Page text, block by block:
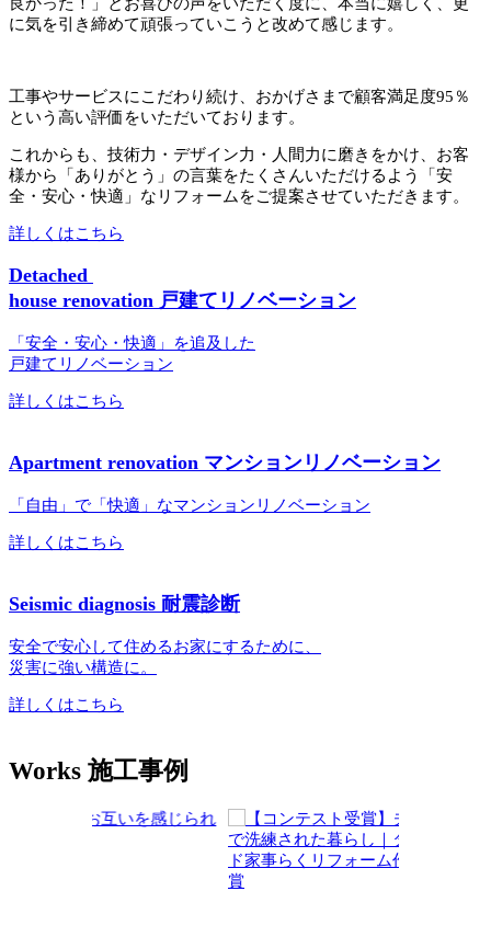
良かった！」とお喜びの声をいただく度に、本当に嬉しく、更
に気を引き締めて頑張っていこうと改めて感じます。
工事やサービスにこだわり続け、おかげさまで顧客満足度95％
という高い評価をいただいております。
これからも、技術力・デザイン力・人間力に磨きをかけ、お客
様から「ありがとう」の言葉をたくさんいただけるよう「安
全・安心・快適」なリフォームをご提案させていただきます。
詳しくはこちら
Detached
house renovation 戸建てリノベーション
「安全・安心・快適」を追及した
戸建てリノベーション
詳しくはこちら
Apartment renovation マンションリノベーション
「自由」で「快適」なマンションリノベーション
詳しくはこちら
Seismic diagnosis 耐震診断
安全で安心して住めるお家にするために、
災害に強い構造に。
詳しくはこちら
Works 施工事例